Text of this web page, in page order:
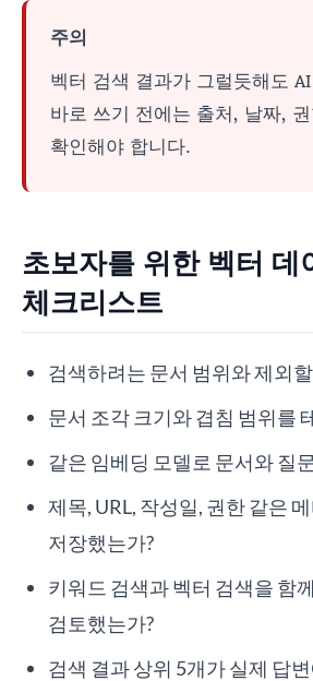
주의
벡터 검색 결과가 그럴듯해도
바로 쓰기 전에는 출처, 날짜,
확인해야 합니다.
초보자를 위한 벡터 데
체크리스트
검색하려는 문서 범위와 제외
문서 조각 크기와 겹침 범위를
같은 임베딩 모델로 문서와 질
제목, URL, 작성일, 권한 같은
저장했는가?
키워드 검색과 벡터 검색을 함
검토했는가?
검색 결과 상위 5개가 실제 답